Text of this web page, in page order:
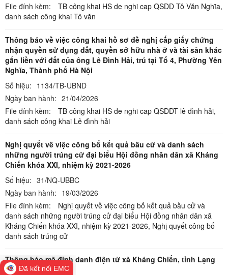
File đính kèm:
TB công khai HS de nghi cap QSDD Tô Văn Nghĩa,
danh sách công khai Tô văn
Thông báo về việc công khai hồ sơ đề nghị cấp giấy chứng
nhận quyền sử dụng đất, quyền sở hữu nhà ở và tài sản khác
gắn liền với đất của ông Lê Đình Hải, trú tại Tổ 4, Phường Yên
Nghĩa, Thành phố Hà Nội
Số hiệu: 1134/TB-UBND
Ngày ban hành: 21/04/2026
File đính kèm:
TB công khai HS de nghi cap QSDDT lê đình hải,
danh sách công khai Lê đình hải
Nghị quyết về việc công bố kết quả bầu cử và danh sách
những người trúng cử đại biểu Hội đồng nhân dân xã Kháng
Chiến khóa XXI, nhiệm kỳ 2021-2026
Số hiệu: 31/NQ-UBBC
Ngày ban hành: 19/03/2026
File đính kèm:
Nghị quyết về việc công bố kết quả bầu cử và
danh sách những người trúng cử đại biểu Hội đồng nhân dân xã
Kháng Chiến khóa XXI, nhiệm kỳ 2021-2026, Nghị quyết công bố
danh sách trúng cử
Thông báo mã định danh điện tử xã Kháng Chiến, tỉnh Lạng
SơnĐã kết nối EMC